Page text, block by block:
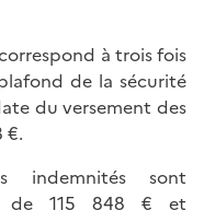
à trois fois
de la sécurité
du versement des
€.
indemnités sont
de 115 848 € et